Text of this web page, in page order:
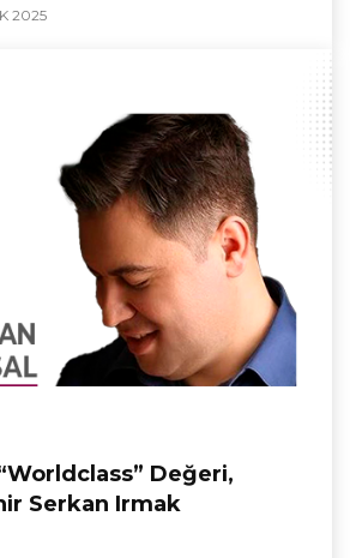
2025
Değeri,
Serkan Irmak